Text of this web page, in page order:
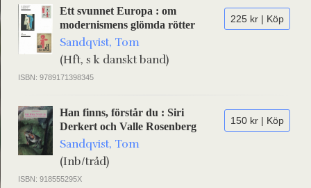
225 kr | Köp
Ett svunnet Europa : om
modernismens glömda rötter
Sandqvist, Tom
(Hft, s k danskt band)
ISBN: 9789171398345
150 kr | Köp
Han finns, förstår du : Siri
Derkert och Valle Rosenberg
Sandqvist, Tom
(Inb/tråd)
ISBN: 918555295X